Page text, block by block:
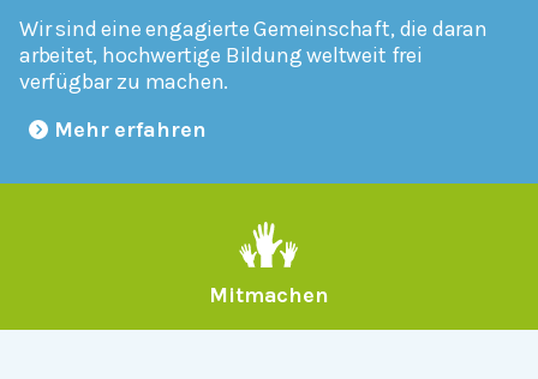
Wir sind eine engagierte Gemeinschaft, die daran
arbeitet, hochwertige Bildung weltweit frei
verfügbar zu machen.
Mehr erfahren
Mitmachen